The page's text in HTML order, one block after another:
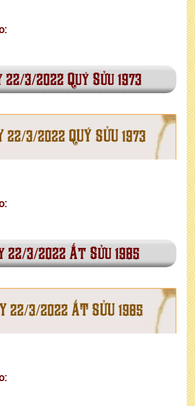
3/2022 Quý Sửu 1973
22/3/2022 QUÝ SỬU 1973
3/2022 Ất Sửu 1985
22/3/2022 ẤT SỬU 1985